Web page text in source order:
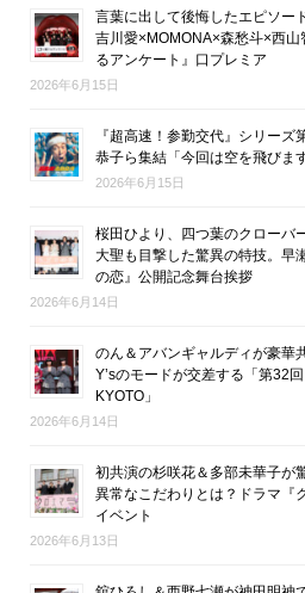
言葉に出して後悔したエピソー
吉川愛×MOMONA×森愁斗×西
るアンケート』口プレミア
2026年6月15日
『超高速！参勤交代』シリー
恭子ら集結「今回は空を飛びま
2026年6月15日
桜田ひより、四つ葉のクローバ
大聖も目撃した驚異の特技。早
の恋』公開記念舞台挨拶
2026年6月14日
のん＆アバンギャルディが豪華
Y’sのモードが交差する「第32
KYOTO」
2026年6月14日
初共演の杉咲花＆多部未華子が
異常なこだわりとは？ドラマ『
イベント
2026年6月13日